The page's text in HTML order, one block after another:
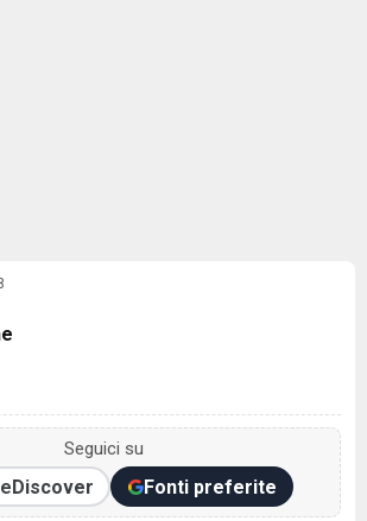
Seguici su
Discover Fonti preferite